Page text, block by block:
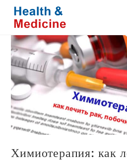
Перейти
содержимому
Химиотерапия: как